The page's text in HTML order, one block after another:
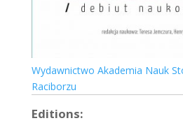
Wydawnictwo Akademia Nauk
Raciborzu
Editions: